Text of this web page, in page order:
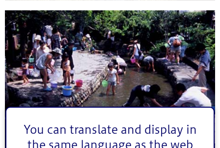
You can translate and display in
the same language as the web